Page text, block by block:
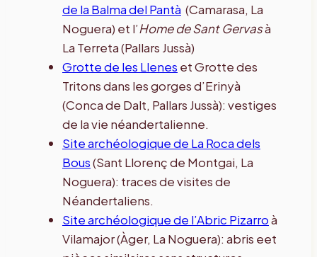
de la Balma del Pantà (Camarasa, La
Noguera) et l’Home de Sant Gervasà
La Terreta (Pallars Jussà)
Grotte de les Llenes et Grotte des
Tritons dans les gorges d’Erinyà
(Conca de Dalt, Pallars Jussà): vestiges
de la vie néandertalienne.
Site archéologique de La Roca dels
Bous(Sant Llorenç de Montgai, La
Noguera): traces de visites de
Néandertaliens.
Site archéologique de l’Abric Pizarroà
Vilamajor (Àger, La Noguera): abris eet